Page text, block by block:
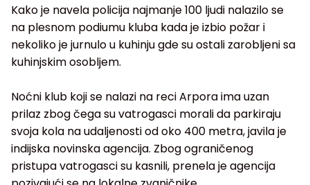
Kako je navela policija najmanje 100 ljudi nalazilo se
na plesnom podiumu kluba kada je izbio požar i
nekoliko je jurnulo u kuhinju gde su ostali zarobljeni sa
kuhinjskim osobljem.
Noćni klub koji se nalazi na reci Arpora ima uzan
prilaz zbog čega su vatrogasci morali da parkiraju
svoja kola na udaljenosti od oko 400 metra, javila je
indijska novinska agencija. Zbog ograničenog
pristupa vatrogasci su kasnili, prenela je agencija